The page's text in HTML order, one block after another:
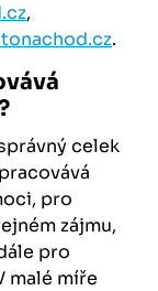
,
.
celek
pro
zájmu,
pro
malé míře